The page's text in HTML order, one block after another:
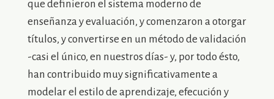
que definieron el sistema moderno de
enseñanza y evaluación, y comenzaron a otorgar
títulos, y convertirse en un método de validación
-casi el único, en nuestros días- y, por todo ésto,
han contribuido muy significativamente a
modelar el estilo de aprendizaje, efecución y